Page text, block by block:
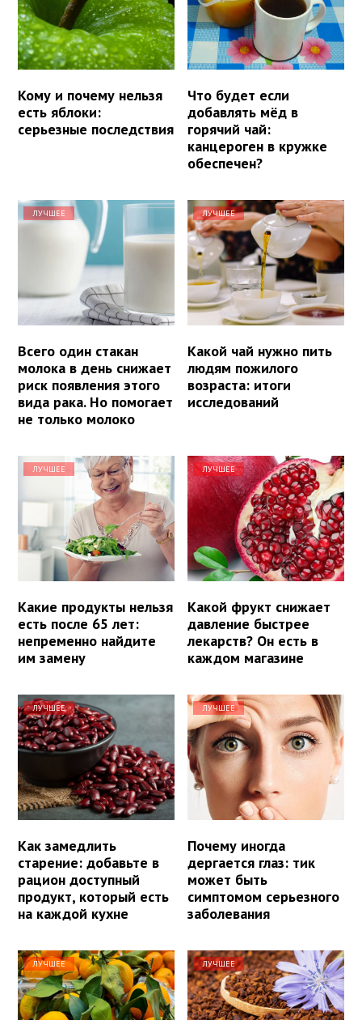
Кому и почему нельзя
есть яблоки:
серьезные последствия
Что будет если
добавлять мёд в
горячий чай:
канцероген в кружке
обеспечен?
ЛУЧШЕЕ
Всего один стакан
молока в день снижает
риск появления этого
вида рака. Но помогает
не только молоко
ЛУЧШЕЕ
Какой чай нужно пить
людям пожилого
возраста: итоги
исследований
ЛУЧШЕЕ
Какие продукты нельзя
есть после 65 лет:
непременно найдите
им замену
ЛУЧШЕЕ
Какой фрукт снижает
давление быстрее
лекарств? Он есть в
каждом магазине
ЛУЧШЕЕ
Как замедлить
старение: добавьте в
рацион доступный
продукт, который есть
на каждой кухне
ЛУЧШЕЕ
Почему иногда
дергается глаз: тик
может быть
симптомом серьезного
заболевания
ЛУЧШЕЕ ЛУЧШЕЕ